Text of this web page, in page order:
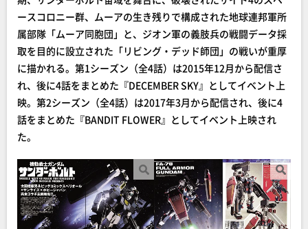
ースコロニー群、ムーアの生き残りで構成された地球連邦軍所
属部隊「ムーア同胞団」と、ジオン軍の義肢兵の戦闘データ採
取を目的に設立された「リビング・デッド師団」の戦いが重厚
に描かれる。第1シーズン（全4話）は2015年12月から配信さ
れ、後に4話をまとめた『DECEMBER SKY』としてイベント上
映。第2シーズン（全4話）は2017年3月から配信され、後に4
話をまとめた『BANDIT FLOWER』としてイベント上映され
た。